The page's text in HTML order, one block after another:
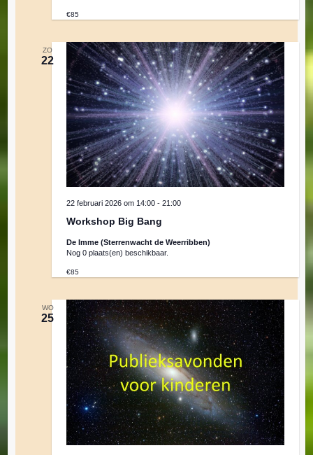
€85
ZO
22
Workshop Big Bang
22 februari 2026 om 14:00 -21:00
De Imme (Sterrenwacht de Weerribben)
Nog 0 plaats(en) beschikbaar.
€85
WO
25